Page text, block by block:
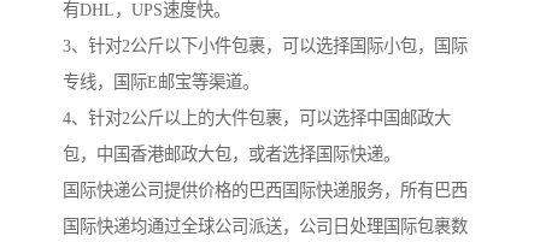
有DHL，UPS速度快。
3、针对2公斤以下小件包裹，可以选择国际小包，国际
专线，国际E邮宝等渠道。
4、针对2公斤以上的大件包裹，可以选择中国邮政大
包，中国香港邮政大包，或者选择国际快递。
国际快递公司提供价格的巴西国际快递服务，所有巴西
国际快递均通过全球公司派送，公司日处理国际包裹数